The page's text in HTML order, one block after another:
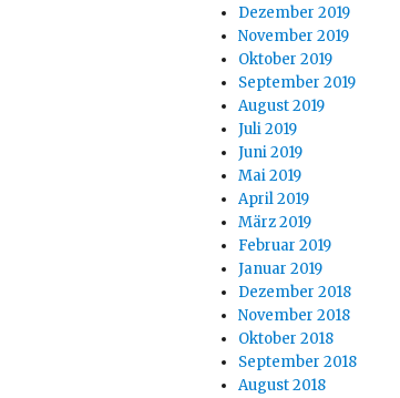
Dezember 2019
November 2019
Oktober 2019
September 2019
August 2019
Juli 2019
Juni 2019
Mai 2019
April 2019
März 2019
Februar 2019
Januar 2019
Dezember 2018
November 2018
Oktober 2018
September 2018
August 2018